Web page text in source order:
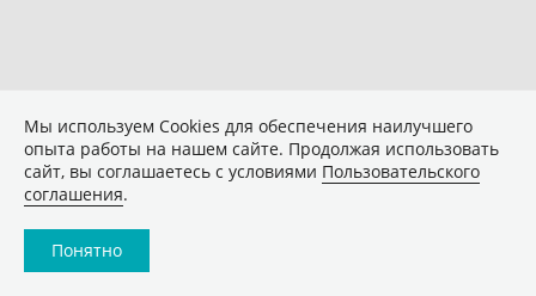
Мы используем Сookies для обеспечения наилучшего
опыта работы на нашем сайте. Продолжая использовать
сайт, вы соглашаетесь с условиями Пользовательского
соглашения.
Понятно